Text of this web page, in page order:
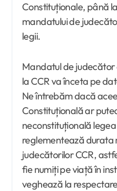
Constituționale, până
mandatului de
legii.
Mandatul de judecător
la CCR va înceta pe
Ne întrebăm dacă
Constituțională ar
neconstituțională
reglementează
judecătorilor CCR,
fie numiți pe viață în
veghează la